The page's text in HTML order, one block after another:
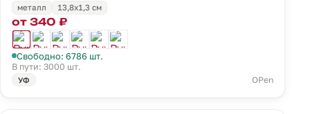
металл 13,8х1,3 см
от 340 ₽
Свободно: 6786 шт.
В пути: 3000 шт.
УФ OPen